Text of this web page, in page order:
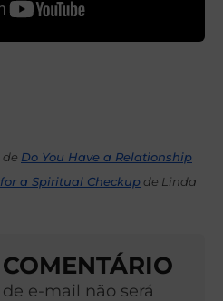
de Do You Have a Relationship
a Spiritual Checkup de Linda
e-mail não será